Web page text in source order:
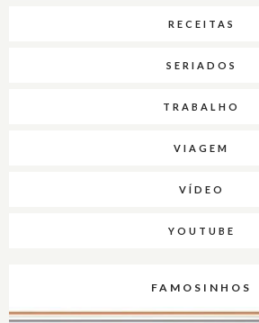
RECEITAS
SERIADOS
TRABALHO
VIAGEM
VÍDEO
YOUTUBE
FAMOSINHOS